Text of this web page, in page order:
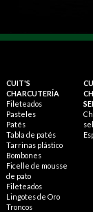
CUIT'S
CHARCUTERÍA
Fileteados
Pasteles
Patés
Tabla de patés
Tarrinas plástico
Bombones
Ficelle de mousse
de pato
Fileteados
Lingotes de Oro
Troncos